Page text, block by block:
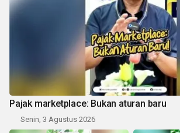
Pajak marketplace: Bukan aturan baru
Senin, 3 Agustus 2026